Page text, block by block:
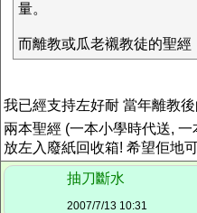
量。
而離教或瓜老襯教徒的聖經
我已經支持左好耐 當年離教
兩本聖經 (一本小學時代送,
放左入廢紙回收箱! 希望佢地
抽刀斷水
2007/7/13 10:31